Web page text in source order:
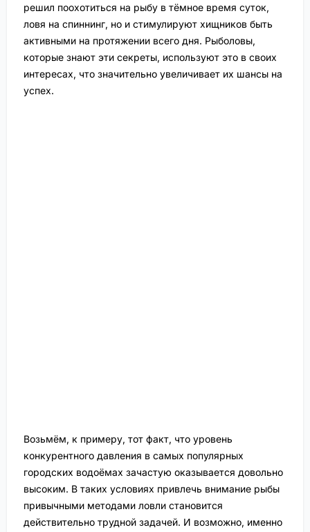
решил поохотиться на рыбу в тёмное время суток,
ловя на спиннинг, но и стимулируют хищников быть
активными на протяжении всего дня. Рыболовы,
которые знают эти секреты, используют это в своих
интересах, что значительно увеличивает их шансы на
успех.
Возьмём, к примеру, тот факт, что уровень
конкурентного давления в самых популярных
городских водоёмах зачастую оказывается довольно
высоким. В таких условиях привлечь внимание рыбы
привычными методами ловли становится
действительно трудной задачей. И возможно, именно